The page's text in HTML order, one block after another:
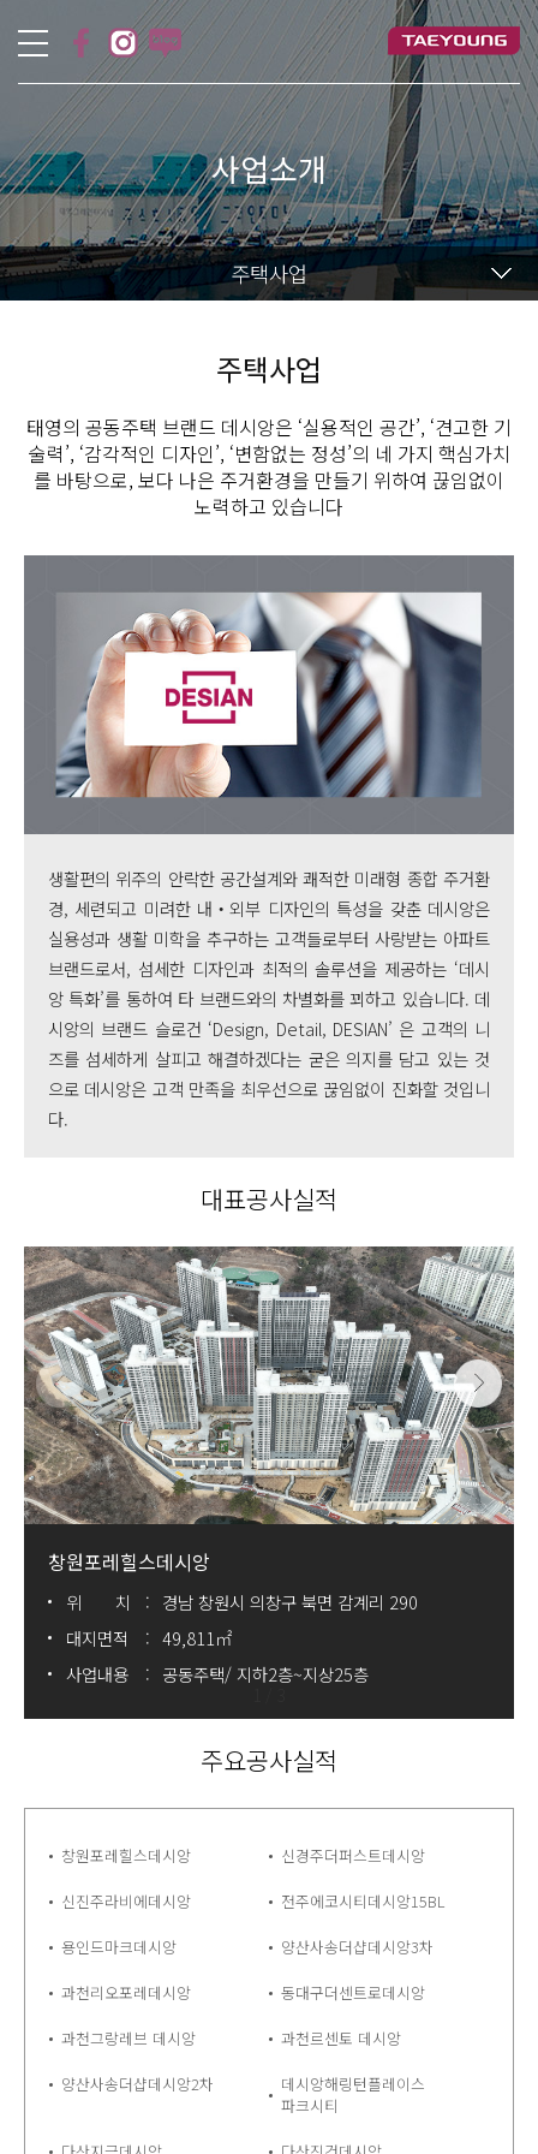
사업소개
주택사업
주택사업
태영의 공동주택 브랜드 데시앙은 ‘실용적인 공간’, ‘견고한 기
술력’, ‘감각적인 디자인’, ‘변함없는 정성’의 네 가지 핵심가치
를 바탕으로, 보다 나은 주거환경을 만들기 위하여 끊임없이
노력하고 있습니다
생활편의 위주의 안락한 공간설계와 쾌적한 미래형 종합 주거환
경, 세련되고 미려한 내‧외부 디자인의 특성을 갖춘 데시앙은
실용성과 생활 미학을 추구하는 고객들로부터 사랑받는 아파트
브랜드로서, 섬세한 디자인과 최적의 솔루션을 제공하는 ‘데시
앙 특화’를 통하여 타 브랜드와의 차별화를 꾀하고 있습니다. 데
시앙의 브랜드 슬로건 ‘Design, Detail, DESIAN’ 은 고객의 니
즈를 섬세하게 살피고 해결하겠다는 굳은 의지를 담고 있는 것
으로 데시앙은 고객 만족을 최우선으로 끊임없이 진화할 것입니
다.
대표공사실적
창원포레힐스데시앙
위 치
경남 창원시 의창구 북면 감계리 290
대지면적
49,811㎡
사업내용
공동주택/ 지하2층~지상25층
주요공사실적
창원포레힐스데시앙
신경주더퍼스트데시앙
신진주라비에데시앙
전주에코시티데시앙15BL
용인드마크데시앙
양산사송더샵데시앙3차
과천리오포레데시앙
동대구더센트로데시앙
과천그랑레브 데시앙
과천르센토 데시앙
양산사송더샵데시앙2차
데시앙해링턴플레이스
파크시티